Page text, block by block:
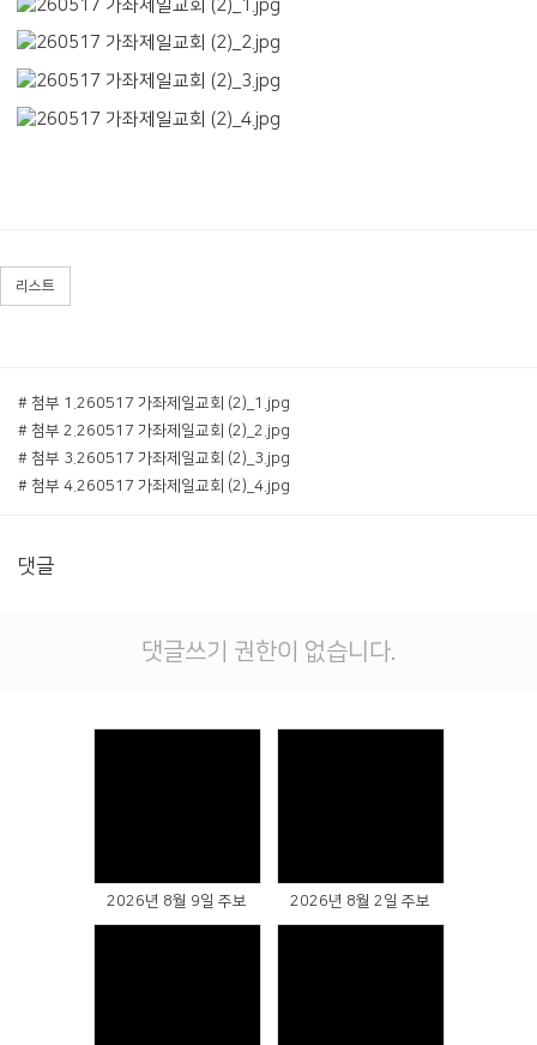
리스트
# 첨부 1.260517 가좌제일교회 (2)_1.jpg
# 첨부 2.260517 가좌제일교회 (2)_2.jpg
# 첨부 3.260517 가좌제일교회 (2)_3.jpg
# 첨부 4.260517 가좌제일교회 (2)_4.jpg
댓글
댓글쓰기 권한이 없습니다.
2026년 8월 9일 주보 2026년 8월 2일 주보